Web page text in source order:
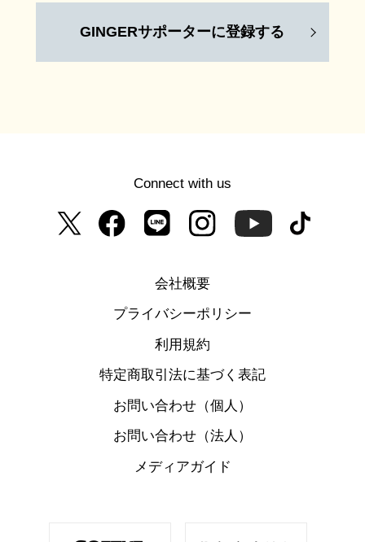
GINGERサポーターに登録する
Connect with us
会社概要
プライバシーポリシー
利用規約
特定商取引法に基づく表記
お問い合わせ（個人）
お問い合わせ（法人）
メディアガイド